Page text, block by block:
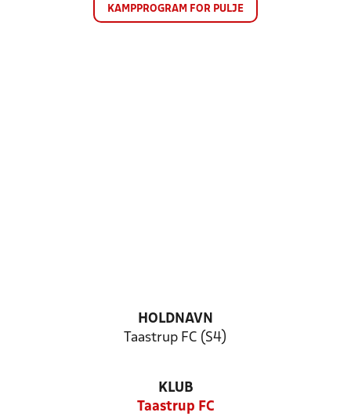
KAMPPROGRAM FOR PULJE
HOLDNAVN
Taastrup FC (S4)
KLUB
Taastrup FC